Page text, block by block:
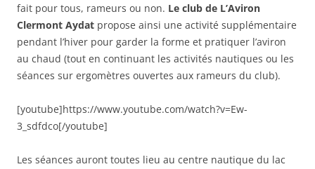
fait pour tous, rameurs ou non. Le club de L’Aviron
Clermont Aydat propose ainsi une activité supplémentaire
pendant l’hiver pour garder la forme et pratiquer l’aviron
au chaud (tout en continuant les activités nautiques ou les
séances sur ergomètres ouvertes aux rameurs du club).
[youtube]https://www.youtube.com/watch?v=Ew-
3_sdfdco[/youtube]
Les séances auront toutes lieu au centre nautique du lac